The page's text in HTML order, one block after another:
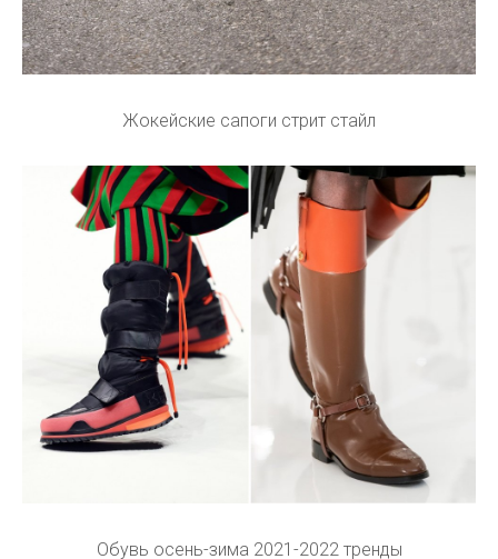
Жокейские сапоги стрит стайл
Обувь осень-зима 2021-2022 тренды